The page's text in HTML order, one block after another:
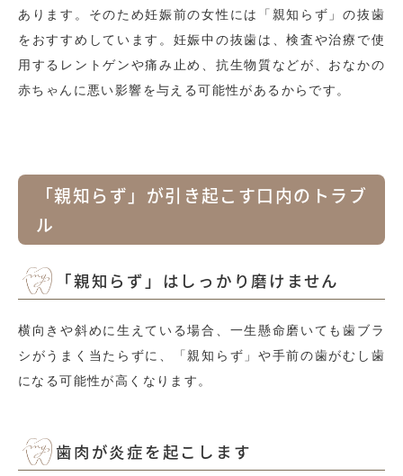
あります。そのため妊娠前の女性には「親知らず」の抜歯
をおすすめしています。妊娠中の抜歯は、検査や治療で使
用するレントゲンや痛み止め、抗生物質などが、おなかの
赤ちゃんに悪い影響を与える可能性があるからです。
「親知らず」が引き起こす口内のトラブ
ル
「親知らず」はしっかり磨けません
横向きや斜めに生えている場合、一生懸命磨いても歯ブラ
シがうまく当たらずに、「親知らず」や手前の歯がむし歯
になる可能性が高くなります。
歯肉が炎症を起こします